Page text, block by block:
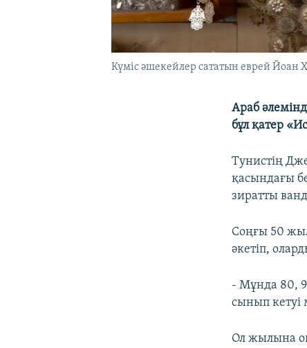
Күміс әшекейлер сататын еврей Йоан
Араб
бұл қатер
Тунистің
қасындағы
зиратты
Соңғы 50
әкетіп,
- Мұнда 80,
сынып кетуі
Ол жылына